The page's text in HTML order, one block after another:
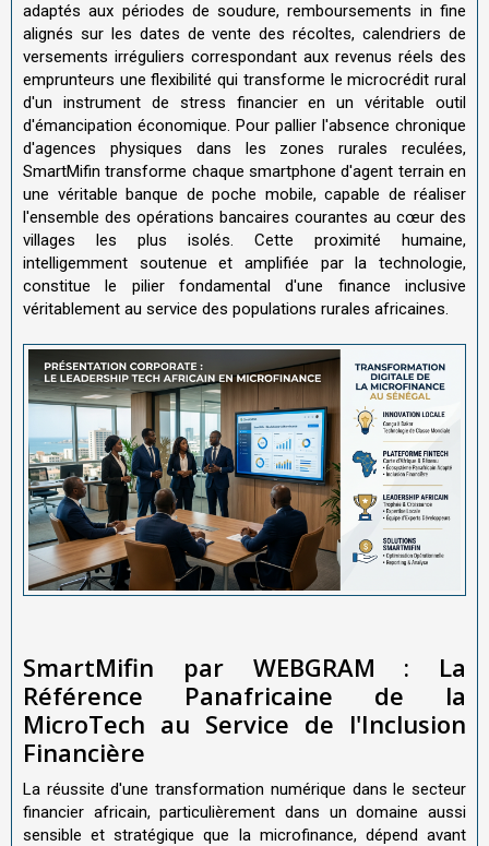
adaptés aux périodes de soudure, remboursements in fine
alignés sur les dates de vente des récoltes, calendriers de
versements irréguliers correspondant aux revenus réels des
emprunteurs une flexibilité qui transforme le microcrédit rural
d'un instrument de stress financier en un véritable outil
d'émancipation économique. Pour pallier l'absence chronique
d'agences physiques dans les zones rurales reculées,
SmartMifin transforme chaque smartphone d'agent terrain en
une véritable banque de poche mobile, capable de réaliser
l'ensemble des opérations bancaires courantes au cœur des
villages les plus isolés. Cette proximité humaine,
intelligemment soutenue et amplifiée par la technologie,
constitue le pilier fondamental d'une finance inclusive
véritablement au service des populations rurales africaines.
SmartMifin par WEBGRAM : La
Référence Panafricaine de la
MicroTech au Service de l'Inclusion
Financière
La réussite d'une transformation numérique dans le secteur
financier africain, particulièrement dans un domaine aussi
sensible et stratégique que la microfinance, dépend avant